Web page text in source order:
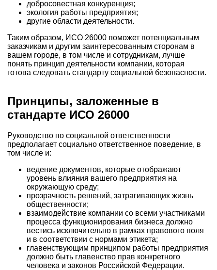
добросовестная конкуренция;
экология работы предприятия;
другие области деятельности.
Таким образом, ИСО 26000 поможет потенциальным
заказчикам и другим заинтересованным сторонам в
вашем городе, в том числе и сотрудникам, лучше
понять принцип деятельности компании, которая
готова следовать стандарту социальной безопасности.
Принципы, заложенные в
стандарте ИСО 26000
Руководство по социальной ответственности
предполагает социально ответственное поведение, в
том числе и:
ведение документов, которые отображают
уровень влияния вашего предприятия на
окружающую среду;
прозрачность решений, затрагивающих жизнь
общественности;
взаимодействие компании со всеми участниками
процесса функционирования бизнеса должно
вестись исключительно в рамках правового поля
и в соответствии с нормами этикета;
главенствующим принципом работы предприятия
должно быть главенство прав конкретного
человека и законов Российской Федерации.